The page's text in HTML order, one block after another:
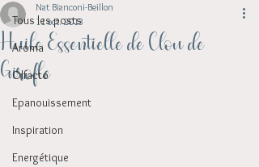
Tous les posts
Aroma
Olfacto
Epanouissement
Inspiration
Energétique
Huile Essentielle de Clou de
Girofle
Nat Bianconi-Beillon
11 oct. 2013